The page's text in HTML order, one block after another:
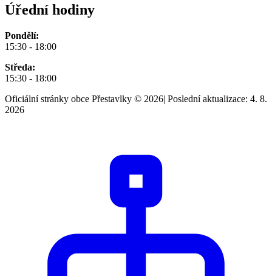
Úřední hodiny
Pondělí:
15:30 - 18:00
Středa:
15:30 - 18:00
Oficiální stránky obce Přestavlky © 2026| Poslední aktualizace: 4. 8.
2026